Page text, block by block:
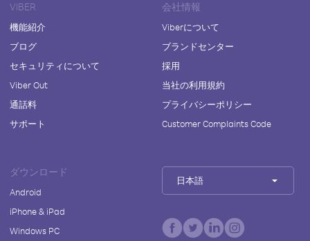
VIBER
機能紹介
ブログ
セキュリティについて
Viber Out
通話料
サポート
会社情報
Viberについて
ブランドセンター
採用
当社の利用規約
プライバシーポリシー
Customer Complaints Code
ダウンロード
Android
iPhone & iPad
Windows PC
日本語